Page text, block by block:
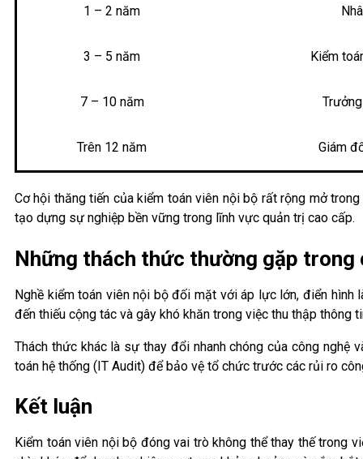
1 – 2 năm
3 – 5 năm Kiểm
7 – 10 năm
Trên 12 năm Giám
Cơ hội thăng tiến của kiểm toán viên nội bộ rất rộng mở
tạo dựng sự nghiệp bền vững trong lĩnh vực quản trị cao cấp.
Những thách thức thường gặp trong
Nghề kiểm toán viên nội bộ đối mặt với áp lực lớn, điển
đến thiếu cộng tác và gây khó khăn trong việc thu thập thông
Thách thức khác là sự thay đổi nhanh chóng của công
toán hệ thống (IT Audit) để bảo vệ tổ chức trước các rủi ro
Kết luận
Kiểm toán viên nội bộ đóng vai trò không thể thay thế trong